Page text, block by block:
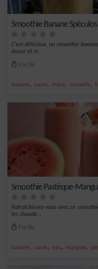
Smoothie Banane Spéculos
C'est délicieux, un smoothie
douce et cr...
Facile
banane, sucre, mûre, cannelle,
Smoothie Pastèque-
Rafraîchissez-vous avec ce
les chaude...
Facile
banane, sucre, eau, mangue,